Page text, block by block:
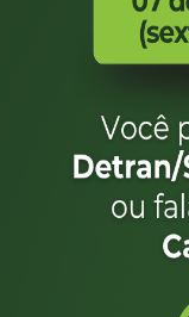
os Direitos
|